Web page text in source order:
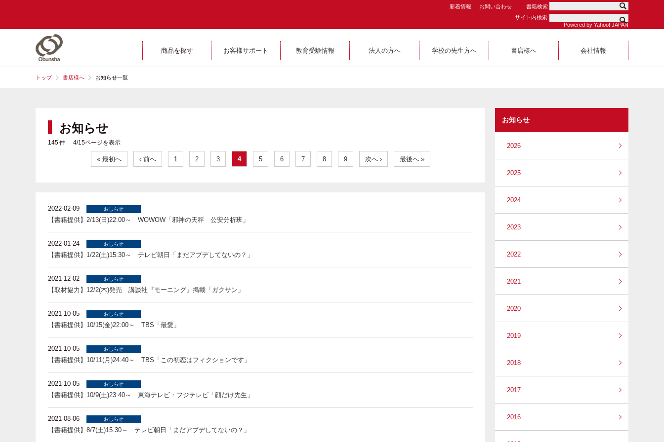
新着情報 お問い合わせ
書籍検索
サイト内検索
Powered by Yahoo! JAPAN
商品を探す お客様サポート 教育受験情報 法人の方へ 学校の先生方へ 書店様へ 会社情報
トップ 書店様へ お知らせ一覧
お知らせ
145 件 4/15ページを表示
« 最初へ ‹ 前へ 1 2 3 4 5 6 7 8 9 次へ › 最後へ »
2022-02-09 おしらせ
【書籍提供】2/13(日)22:00～ WOWOW「邪神の天秤 公安分析班」
2022-01-24 おしらせ
【書籍提供】1/22(土)15:30～ テレビ朝日「まだアプデしてないの？」
2021-12-02 おしらせ
【取材協力】12/2(木)発売 講談社『モーニング』掲載「ガクサン」
2021-10-05 おしらせ
【書籍提供】10/15(金)22:00～ TBS「最愛」
2021-10-05 おしらせ
【書籍提供】10/11(月)24:40～ TBS「この初恋はフィクションです」
2021-10-05 おしらせ
【書籍提供】10/9(土)23:40～ 東海テレビ・フジテレビ「顔だけ先生」
2021-08-06 おしらせ
【書籍提供】8/7(土)15:30～ テレビ朝日「まだアプデしてないの？」
お知らせ
2026
2025
2024
2023
2022
2021
2020
2019
2018
2017
2016